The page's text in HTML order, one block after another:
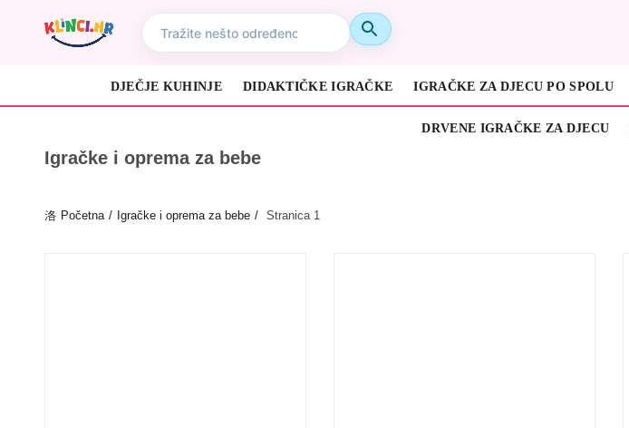
DJEČJE KUHINJE DIDAKTIČKE IGRAČKE IGRAČKE ZA DJECU PO SPOLU
DRVENE IGRAČKE ZA DJECU
Igračke i oprema za bebe
Početna Igračke i oprema za bebe Stranica 1